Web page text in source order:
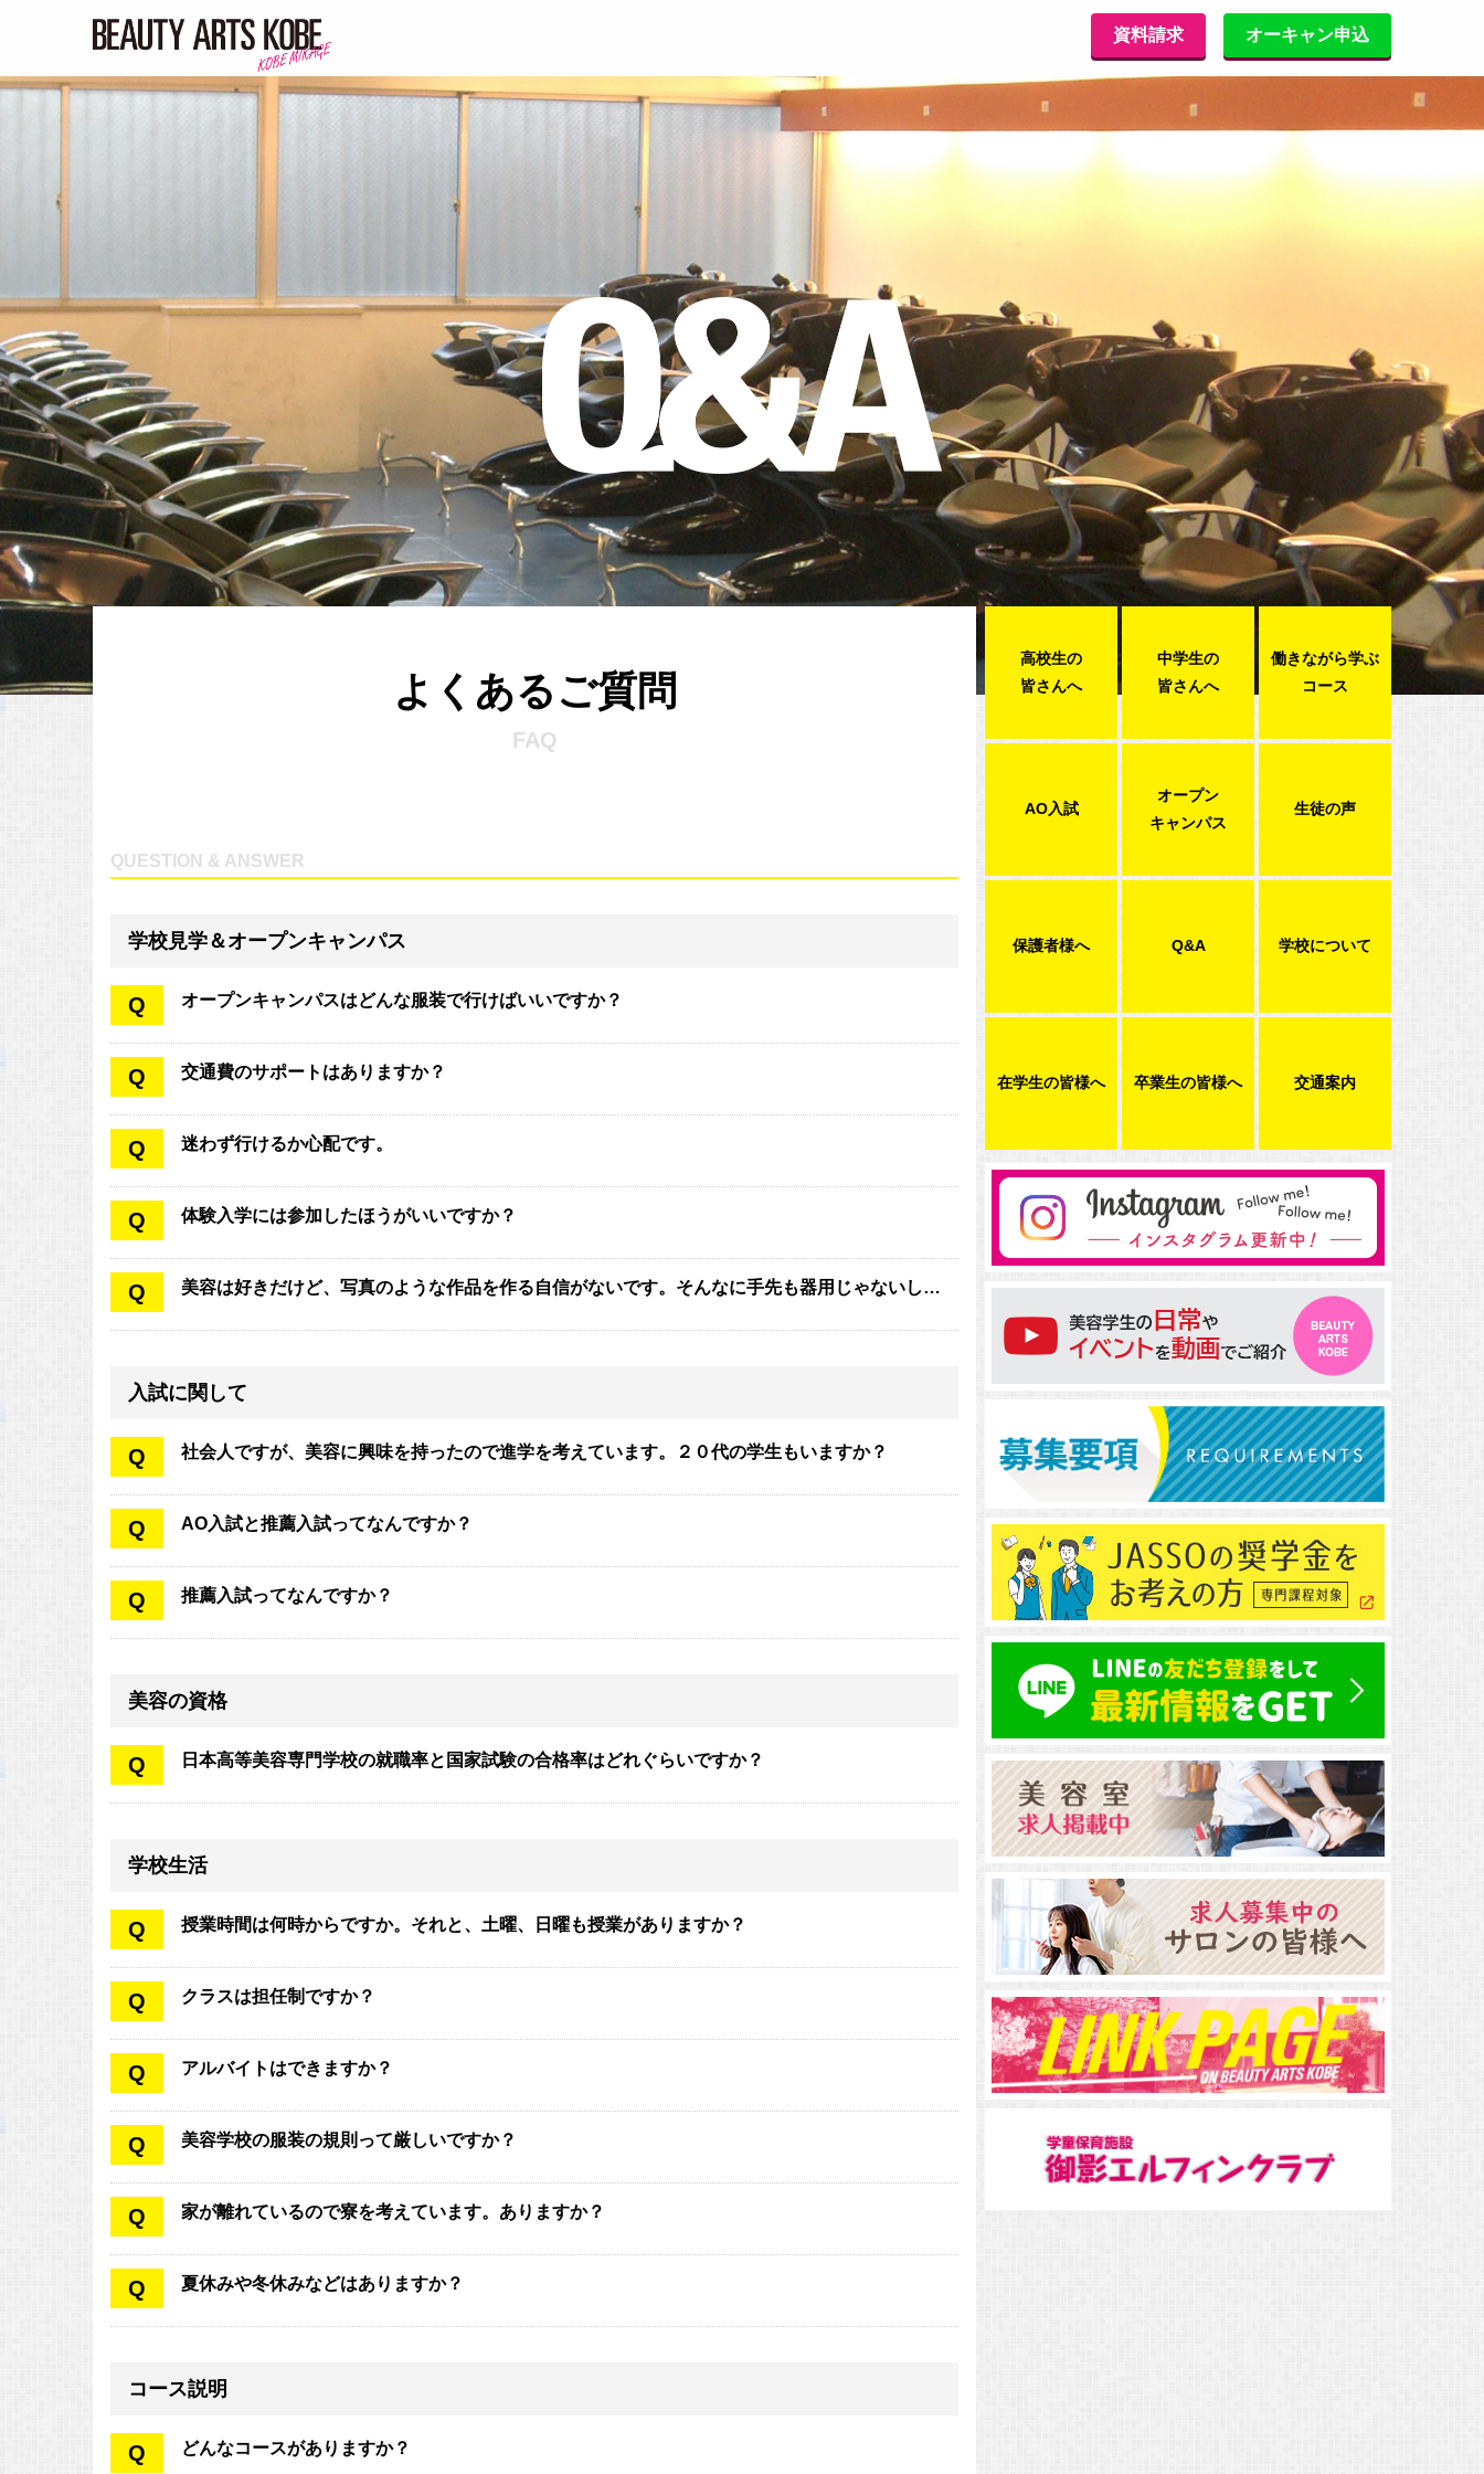
資料請求 オーキャン申込
よくあるご質問
FAQ
QUESTION & ANSWER
学校見学＆オープンキャンパス
Q オープンキャンパスはどんな服装で行けばいいですか？
Q 交通費のサポートはありますか？
Q 迷わず行けるか心配です。
Q 体験入学には参加したほうがいいですか？
Q 美容は好きだけど、写真のような作品を作る自信がないです。そんなに手先も器用じゃないし…
入試に関して
Q 社会人ですが、美容に興味を持ったので進学を考えています。２０代の学生もいますか？
Q AO入試と推薦入試ってなんですか？
Q 推薦入試ってなんですか？
美容の資格
Q 日本高等美容専門学校の就職率と国家試験の合格率はどれぐらいですか？
学校生活
Q 授業時間は何時からですか。それと、土曜、日曜も授業がありますか？
Q クラスは担任制ですか？
Q アルバイトはできますか？
Q 美容学校の服装の規則って厳しいですか？
Q 家が離れているので寮を考えています。ありますか？
Q 夏休みや冬休みなどはありますか？
コース説明
Q どんなコースがありますか？
高校生の
皆さんへ
中学生の
皆さんへ
働きながら学ぶ
コース
AO入試
オープン
キャンパス
生徒の声
保護者様へ Q&A 学校について
在学生の皆様へ 卒業生の皆様へ 交通案内